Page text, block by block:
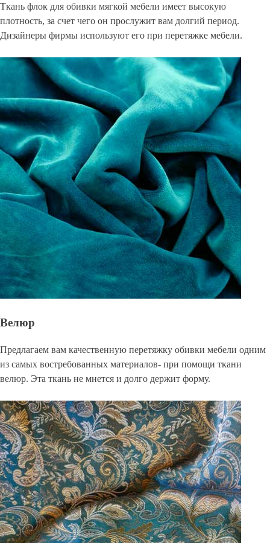
Ткань флок для обивки мягкой мебели имеет высокую
плотность, за счет чего он прослужит вам долгий период.
Дизайнеры фирмы используют его при перетяжке мебели.
Велюр
Предлагаем вам качественную перетяжку обивки мебели одним
из самых востребованных материалов- при помощи ткани
велюр. Эта ткань не мнется и долго держит форму.